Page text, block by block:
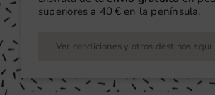
superiores a 40 € en la península.
Ver condiciones y otros destinos aquí